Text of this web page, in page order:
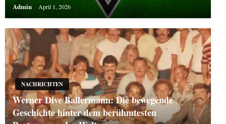
Admin April 1, 2026
NACHRICHTEN
Werner Dive Ballermann: Die bewegende
Geschichte hinter dem berühmtesten